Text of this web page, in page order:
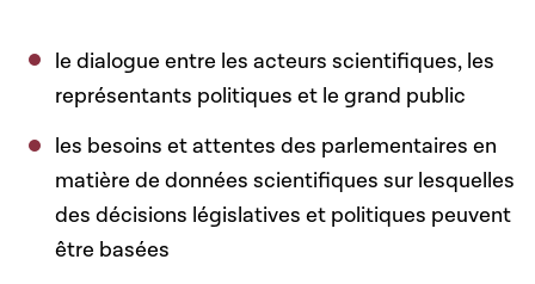
le dialogue entre les acteurs scientifiques, les
représentants politiques et le grand public
les besoins et attentes des parlementaires en
matière de données scientifiques sur lesquelles
des décisions législatives et politiques peuvent
être basées